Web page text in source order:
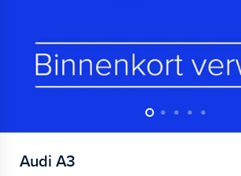
Audi A3